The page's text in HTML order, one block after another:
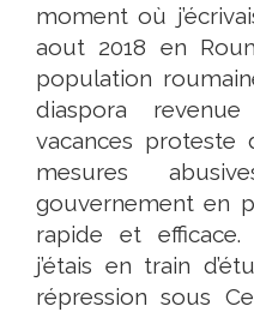
moment où
aout 2018 en
population
diaspora
vacances
mesures
gouvernement en
rapide et
j’étais en train
répression sous